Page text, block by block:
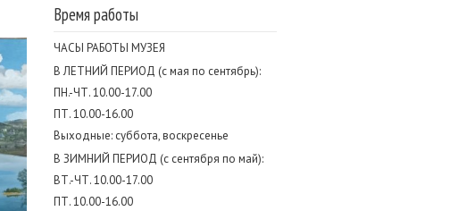
Время работы
ЧАСЫ РАБОТЫ МУЗЕЯ
В ЛЕТНИЙ ПЕРИОД (с мая по сентябрь):
ПН.-ЧТ. 10.00-17.00
ПТ. 10.00-16.00
Выходные: суббота, воскресенье
В ЗИМНИЙ ПЕРИОД (с сентября по май):
ВТ.-ЧТ. 10.00-17.00
ПТ. 10.00-16.00